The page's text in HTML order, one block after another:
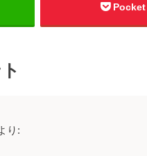
Pocket
り: